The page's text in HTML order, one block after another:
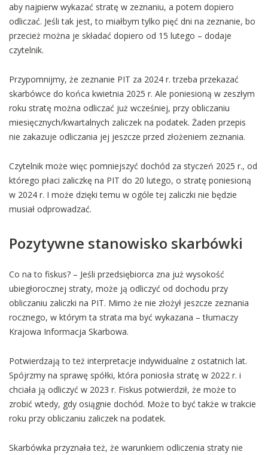
aby najpierw wykazać stratę w zeznaniu, a potem dopiero
odliczać. Jeśli tak jest, to miałbym tylko pięć dni na zeznanie, bo
przecież można je składać dopiero od 15 lutego – dodaje
czytelnik.
Przypomnijmy, że zeznanie PIT za 2024 r. trzeba przekazać
skarbówce do końca kwietnia 2025 r. Ale poniesioną w zeszłym
roku stratę można odliczać już wcześniej, przy obliczaniu
miesięcznych/kwartalnych zaliczek na podatek. Żaden przepis
nie zakazuje odliczania jej jeszcze przed złożeniem zeznania.
Czytelnik może więc pomniejszyć dochód za styczeń 2025 r., od
którego płaci zaliczkę na PIT do 20 lutego, o stratę poniesioną
w 2024 r. I może dzięki temu w ogóle tej zaliczki nie będzie
musiał odprowadzać.
Pozytywne stanowisko skarbówki
Co na to fiskus? – Jeśli przedsiębiorca zna już wysokość
ubiegłorocznej straty, może ją odliczyć od dochodu przy
obliczaniu zaliczki na PIT. Mimo że nie złożył jeszcze zeznania
rocznego, w którym ta strata ma być wykazana – tłumaczy
Krajowa Informacja Skarbowa.
Potwierdzają to też interpretacje indywidualne z ostatnich lat.
Spójrzmy na sprawę spółki, która poniosła stratę w 2022 r. i
chciała ją odliczyć w 2023 r. Fiskus potwierdził, że może to
zrobić wtedy, gdy osiągnie dochód. Może to być także w trakcie
roku przy obliczaniu zaliczek na podatek.
Skarbówka przyznała też, że warunkiem odliczenia straty nie